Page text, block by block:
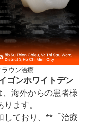
ウン治療
ゴンホワイトデン
、海外からの患者様
ます。
しており、**「治療